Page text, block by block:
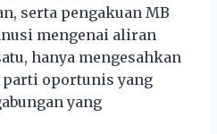
serta pengakuan MB
mengenai aliran
hanya mengesahkan
parti oportunis yang
yang